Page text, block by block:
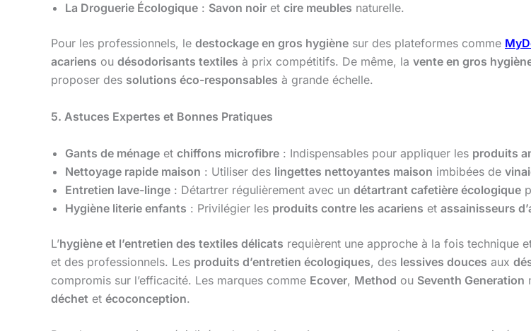
La Droguerie Écologique : Savon noir et cire meubles naturelle.
Pour les professionnels, le destockage en gros hygiène sur des plateformes comme
acariens ou désodorisants textiles à prix compétitifs. De même, la vente en gros
proposer des solutions éco-responsables à grande échelle.
5. Astuces Expertes et Bonnes Pratiques
Gants de ménage et chiffons microfibre : Indispensables pour appliquer les produits
Nettoyage rapide maison : Utiliser des lingettes nettoyantes maison imbibées de
Entretien lave-linge : Détartrer régulièrement avec un détartrant cafetière écologique
Hygiène literie enfants : Privilégier les produits contre les acariens et assainisseurs
L’hygiène et l’entretien des textiles délicats requièrent une approche à la fois technique
et des professionnels. Les produits d’entretien écologiques, des lessives douces aux
compromis sur l’efficacité. Les marques comme Ecover, Method ou Seventh Generation
déchet et écoconception.